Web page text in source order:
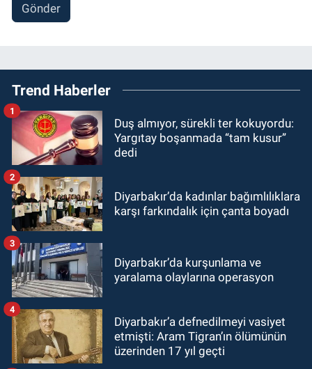
Gönder
Trend Haberler
Duş almıyor, sürekli ter kokuyordu:
Yargıtay boşanmada “tam kusur”
dedi
1
Diyarbakır’da kadınlar bağımlılıklara
karşı farkındalık için çanta boyadı
2
Diyarbakır’da kurşunlama ve
yaralama olaylarına operasyon
3
Diyarbakır’a defnedilmeyi vasiyet
etmişti: Aram Tigran’ın ölümünün
üzerinden 17 yıl geçti
4